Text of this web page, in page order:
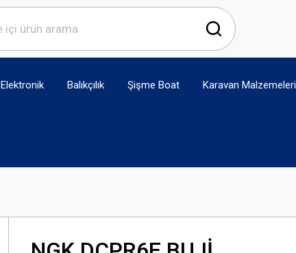
Elektronik Balıkçılık Şişme Boat Karavan Malzemeleri